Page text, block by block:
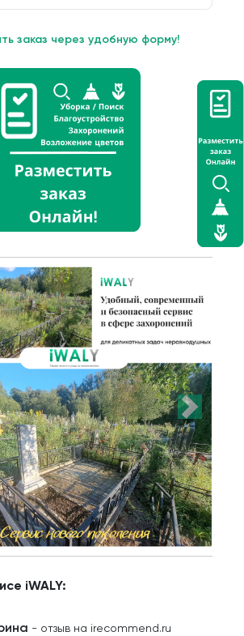
заказ через удобную форму!
iWALY:
- отзыв на irecommend.ru